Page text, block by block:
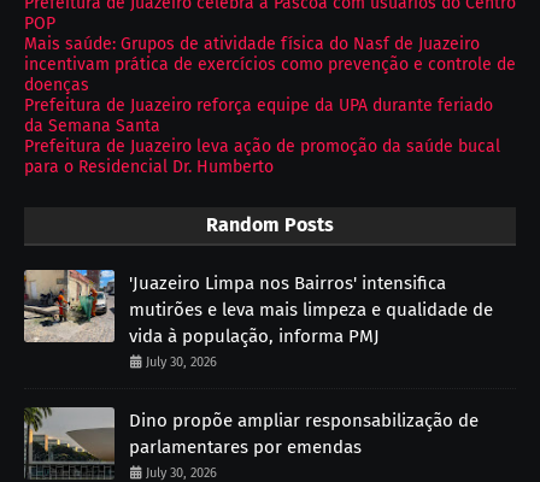
POP
Mais saúde: Grupos de atividade física do Nasf de Juazeiro
incentivam prática de exercícios como prevenção e controle de
doenças
Prefeitura de Juazeiro reforça equipe da UPA durante feriado
da Semana Santa
Prefeitura de Juazeiro leva ação de promoção da saúde bucal
para o Residencial Dr. Humberto
Random Posts
'Juazeiro Limpa nos Bairros' intensifica
mutirões e leva mais limpeza e qualidade de
vida à população, informa PMJ
July 30, 2026
Dino propõe ampliar responsabilização de
parlamentares por emendas
July 30, 2026